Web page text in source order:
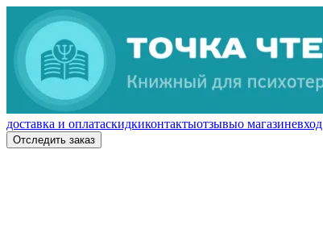
доставка и оплатаскидкиконтактыотзывыо магазиневход
Отследить заказ